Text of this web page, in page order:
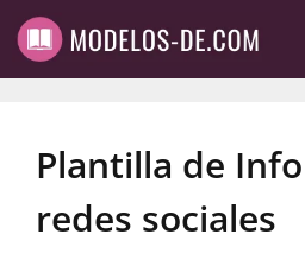
Saltar
al
contenido
Plantilla de
redes sociales